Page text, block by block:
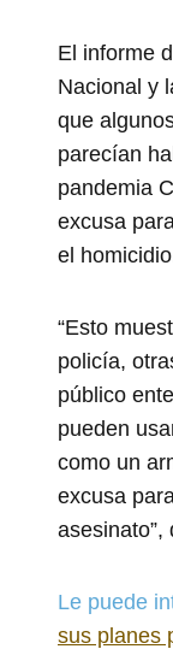
El informe
Nacional y
que
parecían
pandemia
excusa
el
“Esto
policía,
público
pueden
como un
excusa
asesinato”,
Le puede
sus planes